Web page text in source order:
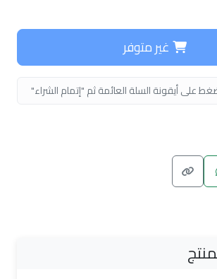
غير متوفر
على أيقونة السلة العائمة ثم "إتمام الشراء"